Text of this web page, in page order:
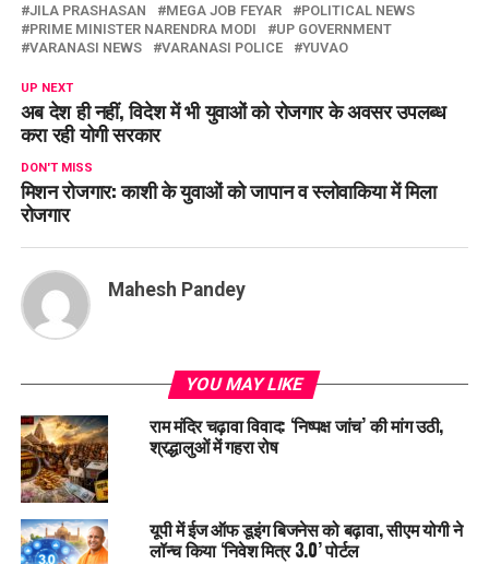
JILA PRASHASAN
MEGA JOB FEYAR
POLITICAL NEWS
PRIME MINISTER NARENDRA MODI
UP GOVERNMENT
VARANASI NEWS
VARANASI POLICE YUVAO
UP NEXT
अब देश ही नहीं, विदेश में भी युवाओं को रोजगार के अवसर उपलब्ध
करा रही योगी सरकार
DON'T MISS
मिशन रोजगार: काशी के युवाओं को जापान व स्लोवाकिया में मिला
रोजगार
Mahesh Pandey
YOU MAY LIKE
राम मंदिर चढ़ावा विवाद: ‘निष्पक्ष जांच’ की मांग उठी,
श्रद्धालुओं में गहरा रोष
यूपी में ईज ऑफ डूइंग बिजनेस को बढ़ावा, सीएम योगी ने
लॉन्च किया ‘निवेश मित्र 3.0’ पोर्टल